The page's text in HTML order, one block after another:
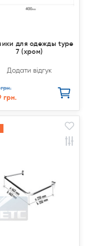
для одежды type
7 (хром)
Додати відгук
грн.